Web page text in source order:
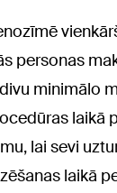
personas
minimālo
laikā
lai sevi
laikā